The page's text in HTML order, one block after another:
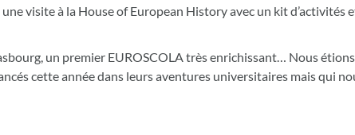
visite à la House of European History avec un kit d’activités
un premier EUROSCOLA très enrichissant… Nous
cette année dans leurs aventures universitaires mais qui